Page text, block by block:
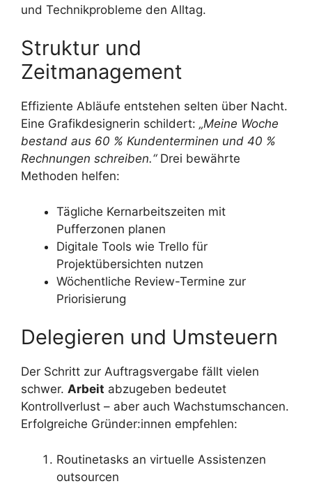
und Technikprobleme den Alltag.
Struktur und
Zeitmanagement
Effiziente Abläufe entstehen selten über Nacht.
Eine Grafikdesignerin schildert: „Meine Woche
bestand aus 60 % Kundenterminen und 40 %
Rechnungen schreiben.“Drei bewährte
Methoden helfen:
Tägliche Kernarbeitszeiten mit
Pufferzonen planen
Digitale Tools wie Trello für
Projektübersichten nutzen
Wöchentliche Review-Termine zur
Priorisierung
Delegieren und Umsteuern
Der Schritt zur Auftragsvergabe fällt vielen
schwer. Arbeit abzugeben bedeutet
Kontrollverlust – aber auch Wachstumschancen.
Erfolgreiche Gründer:innen empfehlen:
Routinetasks an virtuelle Assistenzen
outsourcen